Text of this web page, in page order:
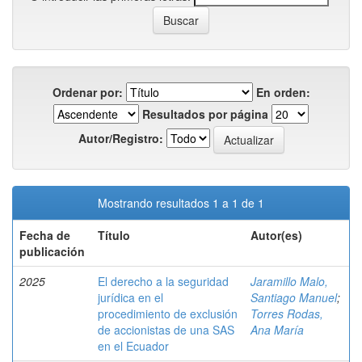
Ordenar por:
En orden:
Resultados por página
Autor/Registro:
Mostrando resultados 1 a 1 de 1
Fecha de
publicación
Título Autor(es)
2025
El derecho a la seguridad
jurídica en el
procedimiento de exclusión
de accionistas de una SAS
en el Ecuador
Jaramillo Malo,
Santiago Manuel;
Torres Rodas,
Ana María